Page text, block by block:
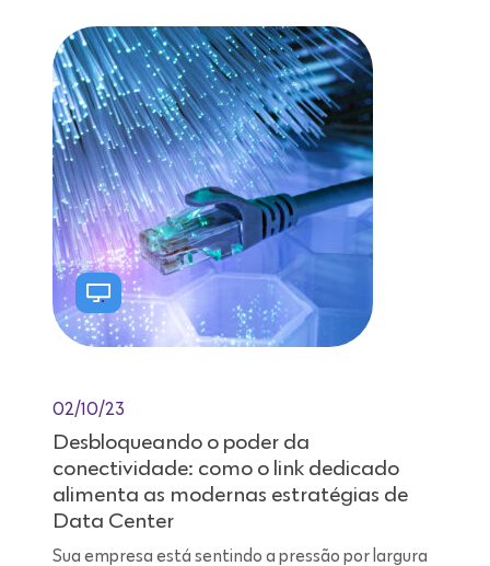
02/10/23
Desbloqueando o poder da
conectividade: como o link dedicado
alimenta as modernas estratégias de
Data Center
Sua empresa está sentindo a pressão por largura